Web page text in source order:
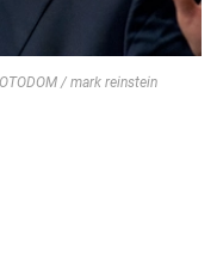
/ mark reinstein